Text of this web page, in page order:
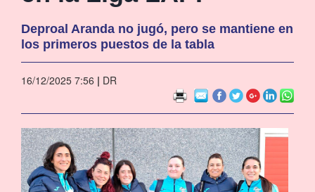
Deproal Aranda no jugó, pero se mantiene en
los primeros puestos de la tabla
16/12/2025 7:56 | DR